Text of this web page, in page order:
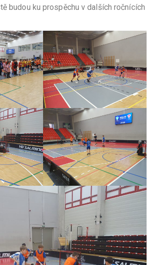
budou ku prospěchu v dalších ročnících